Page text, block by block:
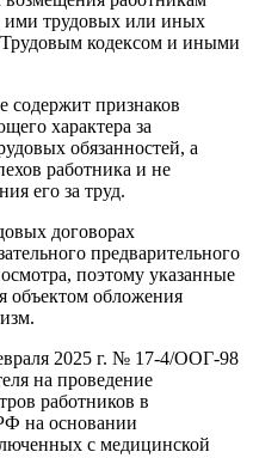
ими трудовых или иных
кодексом и иными
содержит признаков
характера за
обязанностей, а
работника и не
его за труд.
договорах
предварительного
поэтому указанные
объектом обложения
2025 г. № 17-4/ООГ-98
на проведение
работников в
на основании
с медицинской